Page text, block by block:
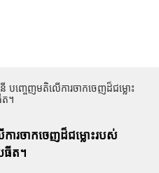
នី បញ្ចេញមតិលើការចាកចេញដ៏ជម្លោះ
។
ការចាកចេញដ៏ជម្លោះរបស់
ធីត។